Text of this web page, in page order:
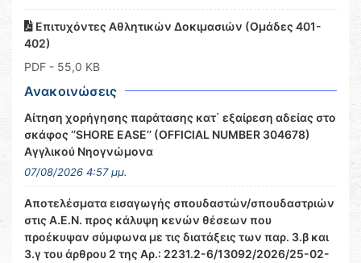
Επιτυχόντες Αθλητικών Δοκιμασιών (Ομάδες 401-
402)
PDF - 55,0 KB
Ανακοινώσεις
Αίτηση χορήγησης παράτασης κατ΄ εξαίρεση αδείας στο
σκάφος ‘’SHORE EASE’’ (OFFICIAL NUMBER 304678)
Αγγλικού Νηογνώμονα
07/08/2026 4:57 μμ.
Αποτελέσματα εισαγωγής σπουδαστών/σπουδαστριών
στις Α.Ε.Ν. προς κάλυψη κενών θέσεων που
προέκυψαν σύμφωνα με τις διατάξεις των παρ. 3.β και
3.γ του άρθρου 2 της Αρ.: 2231.2-6/13092/2026/25-02-